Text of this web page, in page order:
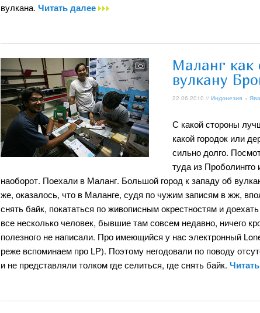
вулкана. Читать далее
Маланг как
вулкану
22.06.2010 // Индонезия » Ява
С какой стороны
какой городок или
сильно долго.
туда из
наоборот. Поехали в Маланг. Большой город к западу об
же, оказалось, что в Маланге, судя по чужим записям в жж,
снять байк, покататься по живописным окрестностям и
все несколько человек, бывшие там совсем недавно, ничего
полезного не написали. Про имеющийся у нас электронный
реже вспоминаем про LP). Поэтому негодовали по поводу
и не представляли толком где селиться, где снять байк.